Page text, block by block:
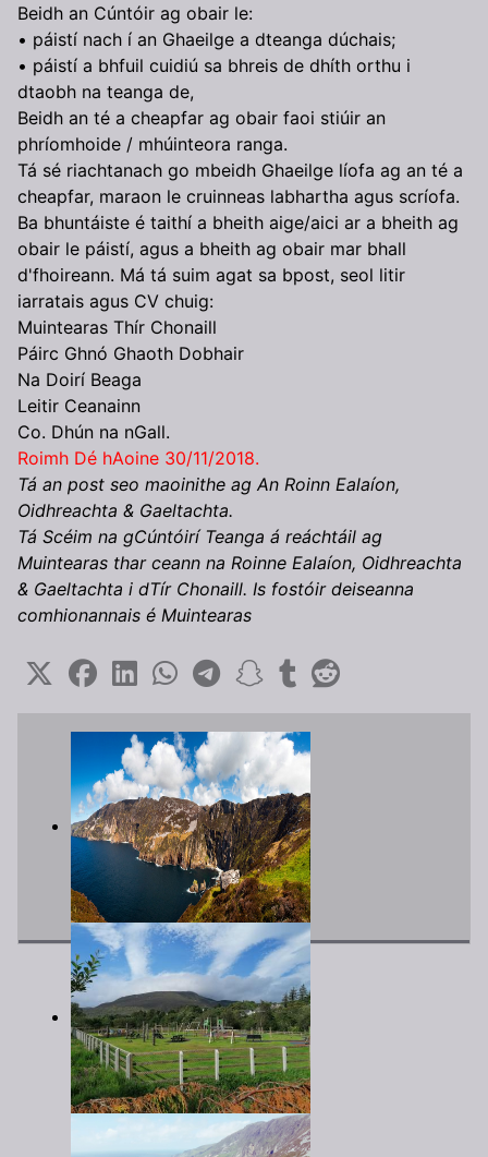
Beidh an Cúntóir ag obair le:
• páistí nach í an Ghaeilge a dteanga dúchais;
• páistí a bhfuil cuidiú sa bhreis de dhíth orthu i
dtaobh na teanga de,
Beidh an té a cheapfar ag obair faoi stiúir an
phríomhoide / mhúinteora ranga.
Tá sé riachtanach go mbeidh Ghaeilge líofa ag an té a
cheapfar, maraon le cruinneas labhartha agus scríofa.
Ba bhuntáiste é taithí a bheith aige/aici ar a bheith ag
obair le páistí, agus a bheith ag obair mar bhall
d'fhoireann. Má tá suim agat sa bpost, seol litir
iarratais agus CV chuig:
Muintearas Thír Chonaill
Páirc Ghnó Ghaoth Dobhair
Na Doirí Beaga
Leitir Ceanainn
Co. Dhún na nGall.
Roimh Dé hAoine 30/11/2018.
Tá an post seo maoinithe ag An Roinn Ealaíon,
Oidhreachta & Gaeltachta.
Tá Scéim na gCúntóirí Teanga á reáchtáil ag
Muintearas thar ceann na Roinne Ealaíon, Oidhreachta
& Gaeltachta i dTír Chonaill. Is fostóir deiseanna
comhionannais é Muintearas